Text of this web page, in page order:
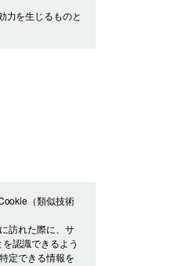
力を生じるものと
（類似技術
訪れた際に、サ
認識できるよう
定できる情報を